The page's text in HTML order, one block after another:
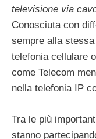
televisione via
Conosciuta con
sempre alla
telefonia cellulare
come Telecom
nella telefonia IP
Tra le più
stanno